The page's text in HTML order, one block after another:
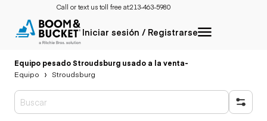
Call or text us toll free at:213-463-5980
Iniciar sesión / Registrarse
Equipo pesado Stroudsburg usado a la venta-
Equipo
Stroudsburg